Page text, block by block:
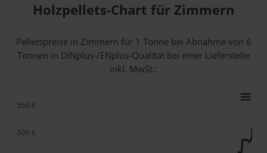
Holzpellets-Chart für Zimmern
Pelletspreise in Zimmern für 1 Tonne bei Abnahmevon 6
Tonnen in DINplus-/ENplus-Qualität bei einer Lieferstelle
inkl. MwSt.:
500 €
550 €